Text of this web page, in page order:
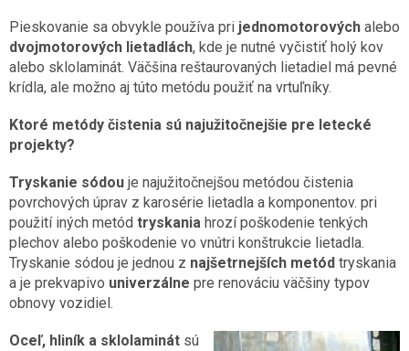
Pieskovanie sa obvykle používa pri jednomotorových alebo
dvojmotorových lietadlách, kde je nutné vyčistiť holý kov
alebo sklolaminát. Väčšina reštaurovaných lietadiel má pevné
krídla, ale možno aj túto metódu použiť na vrtuľníky.
Ktoré metódy čistenia sú najužitočnejšie pre letecké
projekty?
Tryskanie sódou je najužitočnejšou metódou čistenia
povrchových úprav z karosérie lietadla a komponentov. pri
použití iných metód tryskania hrozí poškodenie tenkých
plechov alebo poškodenie vo vnútri konštrukcie lietadla.
Tryskanie sódou je jednou z najšetrnejších metód tryskania
a je prekvapivo univerzálne pre renováciu väčšiny typov
obnovy vozidiel.
Oceľ, hliník a sklolaminát sú